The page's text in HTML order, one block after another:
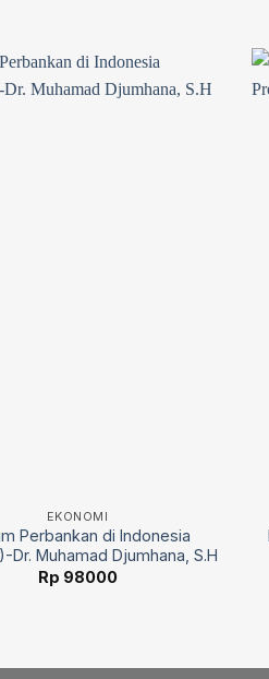
EKONOMI
Perbankan di Indonesia
Dr. Muhamad Djumhana, S.H
Rp 98000